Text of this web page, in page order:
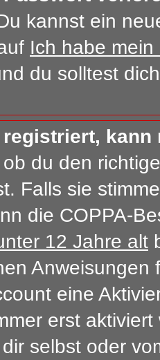
kannst ein
Ich habe
du solltest
du den
Falls sie
die COPPA-
12 Jahre alt
eine
erst
selbst oder